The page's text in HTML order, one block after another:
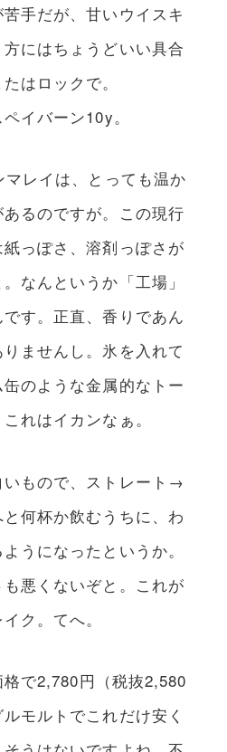
手だが、甘いウイスキ
にはちょうどいい具合
はロックで。
イバーン10y。
レイは、とっても温か
るのですが。この現行
っぽさ、溶剤っぽさが
なんというか「工場」
す。正直、香りであん
ませんし。氷を入れて
のような金属的なトー
れはイカンなぁ。
もので、ストレート→
何杯か飲むうちに、わ
うになったというか。
悪くないぞと。これが
ク。てへ。
で2,780円（税抜2,580
モルトでこれだけ安く